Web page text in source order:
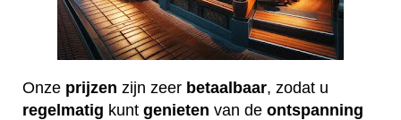
Onze prijzen zijn zeer betaalbaar, zodat u
regelmatig kunt genieten van de ontspanning